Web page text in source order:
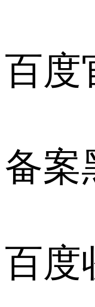
百度
备案
百度